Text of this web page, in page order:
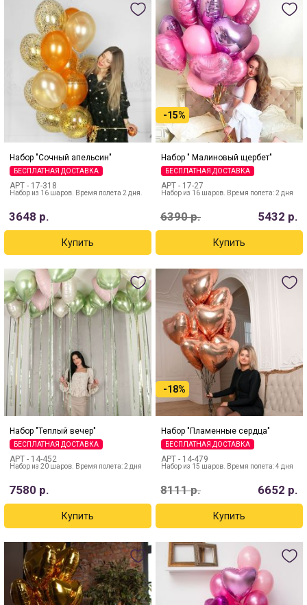
Набор "Сочный апельсин"
БЕСПЛАТНАЯ ДОСТАВКА
АРТ - 17-318
Набор из 16 шаров. Время полета 2 дня.
3648 р.
-15%
Набор " Малиновый щербет"
БЕСПЛАТНАЯ ДОСТАВКА
АРТ - 17-27
Набор из 16 шаров. Время полета: 2 дня
6390р. 5432 р.
Набор "Теплый вечер"
БЕСПЛАТНАЯ ДОСТАВКА
АРТ - 14-452
Набор из 20 шаров. Время полета: 2 дня
7580 р.
-18%
Набор "Пламенные сердца"
БЕСПЛАТНАЯ ДОСТАВКА
АРТ - 14-479
Набор из 15 шаров. Время полета: 4 дня
8111р. 6652 р.